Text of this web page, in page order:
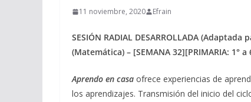
11 noviembre, 2020 Efrain
SESIÓN RADIAL DESARROLLADA
(Matemática) – [SEMANA 32][PRIMARIA: 1°
Aprendo en casa ofrece experiencias de
los aprendizajes. Transmisión del inicio del